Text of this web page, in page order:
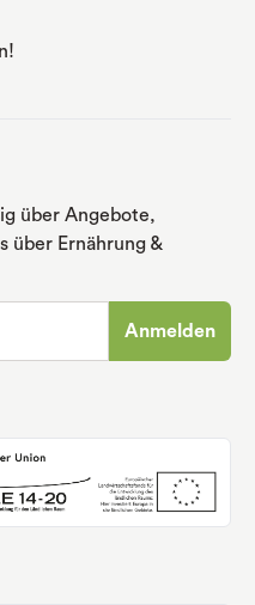
über Angebote,
über Ernährung &
Anmelden